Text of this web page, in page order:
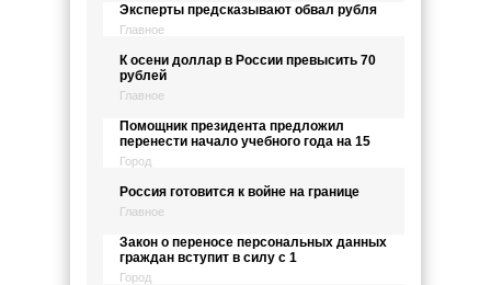
Эксперты предсказывают обвал рубля
Главное
К осени доллар в России превысить 70
рублей
Главное
Помощник президента предложил
перенести начало учебного года на 15
Город
Россия готовится к войне на границе
Главное
Закон о переносе персональных данных
граждан вступит в силу с 1
Город